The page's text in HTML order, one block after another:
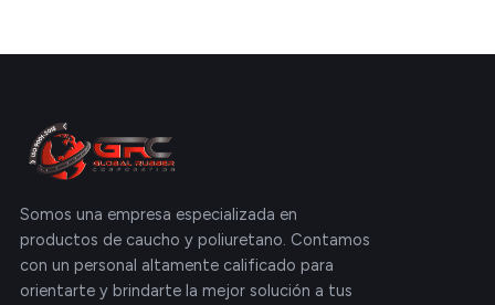
Somos una empresa especializada en
productos de caucho y poliuretano. Contamos
con un personal altamente calificado para
orientarte y brindarte la mejor solución a tus